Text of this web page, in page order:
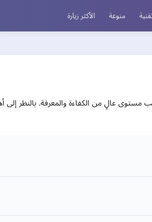
منوعة الأكثر زيارة
مستوى عالٍ من الكفاءة والمعرفة. بالنظر